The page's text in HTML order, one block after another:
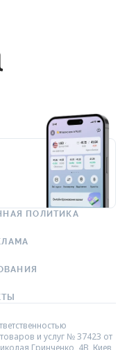
ПОЛИТИКА
и услуг № 37423 от
Гринченко, 4В, Киев,